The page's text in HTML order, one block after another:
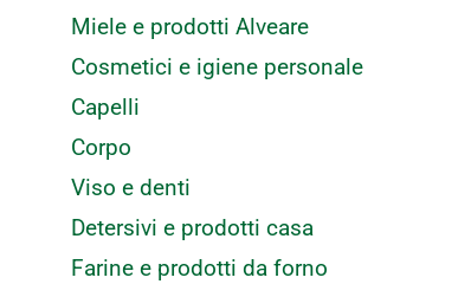
Miele e prodotti Alveare
Cosmetici e igiene personale
Capelli
Corpo
Viso e denti
Detersivi e prodotti casa
Farine e prodotti da forno